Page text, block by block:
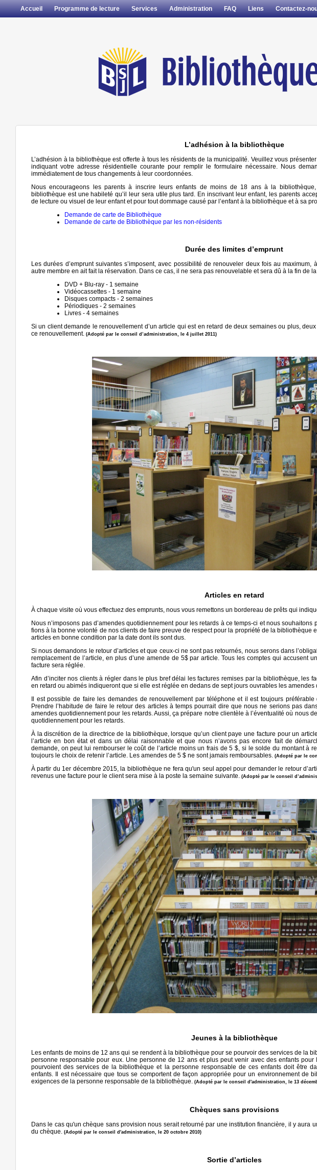
Accueil Programme de lecture Services Administration FAQ Liens Contactez-
L’adhésion à la bibliothèque
L’adhésion à la bibliothèque est offerte à tous les résidents de la municipalité. Veuillez vous
indiquant votre adresse résidentielle courante pour remplir le formulaire nécessaire. Nous
immédiatement de tous changements à leur coordonnées.
Nous encourageons les parents à inscrire leurs enfants de moins de 18 ans à la
bibliothèque est une habileté qu’il leur sera utile plus tard. En inscrivant leur enfant, les parents
de lecture ou visuel de leur enfant et pour tout dommage causé par l’enfant à la bibliothèque et à sa
Demande de carte de Bibliothèque
Demande de carte de Bibliothèque par les non-résidents
Durée des limites d’emprunt
Les durées d’emprunt suivantes s’imposent, avec possibilité de renouveler deux fois au maximum,
autre membre en ait fait la réservation. Dans ce cas, il ne sera pas renouvelable et sera dû à la fin de
DVD + Blu-ray - 1 semaine
Vidéocassettes - 1 semaine
Disques compacts - 2 semaines
Périodiques - 2 semaines
Livres - 4 semaines
Si un client demande le renouvellement d’un article qui est en retard de deux semaines ou plus,
ce renouvellement. (Adopté par le conseil d’administration, le 4 juillet 2011)
Articles en retard
À chaque visite où vous effectuez des emprunts, nous vous remettons un bordereau de prêts qui
Nous n’imposons pas d’amendes quotidiennement pour les retards à ce temps-ci et nous
fions à la bonne volonté de nos clients de faire preuve de respect pour la propriété de la bibliothèque
articles en bonne condition par la date dont ils sont dus.
Si nous demandons le retour d’articles et que ceux-ci ne sont pas retournés, nous serons dans
remplacement de l’article, en plus d’une amende de 5$ par article. Tous les comptes qui accusent
facture sera réglée.
Afin d’inciter nos clients à régler dans le plus bref délai les factures remises par la bibliothèque, les
en retard ou abimés indiqueront que si elle est réglée en dedans de sept jours ouvrables les
Il est possible de faire les demandes de renouvellement par téléphone et il est toujours
Prendre l’habitude de faire le retour des articles à temps pourrait dire que nous ne serions pas
amendes quotidiennement pour les retards. Aussi, ça prépare notre clientèle à l’éventualité où nous
quotidiennement pour les retards.
À la discrétion de la directrice de la bibliothèque, lorsque qu’un client paye une facture pour un
l’article en bon état et dans un délai raisonnable et que nous n’avons pas encore fait de
demande, on peut lui rembourser le coût de l’article moins un frais de 5 $, si le solde du montant à
toujours le choix de retenir l’article. Les amendes de 5 $ ne sont jamais remboursables. (Adopté par le
À partir du 1er décembre 2015, la bibliothèque ne fera qu'un seul appel pour demander le retour
revenus une facture pour le client sera mise à la poste la semaine suivante. (Adopté par le conseil
Jeunes à la bibliothèque
Les enfants de moins de 12 ans qui se rendent à la bibliothèque pour se pourvoir des services de la
personne responsable pour eux. Une personne de 12 ans et plus peut venir avec des enfants pour
pourvoient des services de la bibliothèque et la personne responsable de ces enfants doit être
enfants. Il est nécessaire que tous se comportent de façon appropriée pour un environnement de
exigences de la personne responsable de la bibliothèque.
(Adopté par le conseil d'administration, le 13
Chèques sans provisions
Dans le cas qu'un chèque sans provision nous serait retourné par une institution financière, il y aura
du chèque.
(Adopté par le conseil d'administration, le 20 octobre 2010)
Sortie d’articles